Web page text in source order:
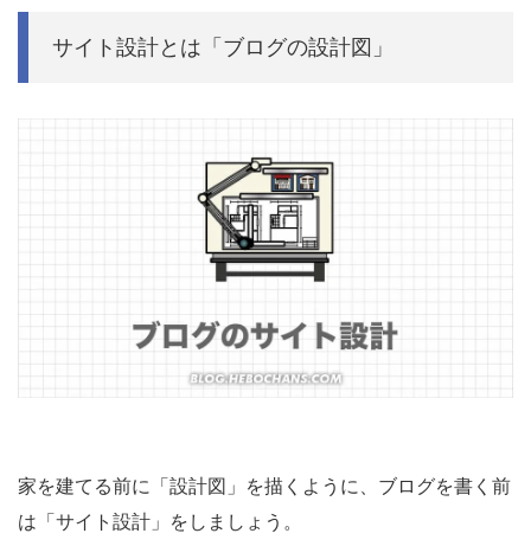
サイト設計とは「ブログの設計図」
家を建てる前に「設計図」を描くように、ブログを書く前
は「サイト設計」をしましょう。